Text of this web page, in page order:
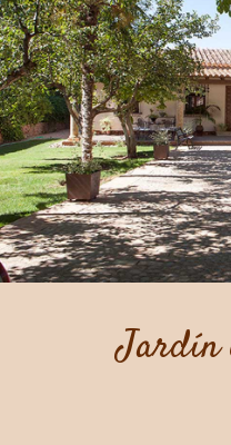
Jardín